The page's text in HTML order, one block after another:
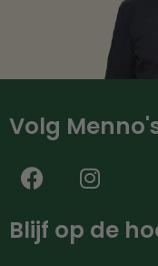
Volg
Blijf op de